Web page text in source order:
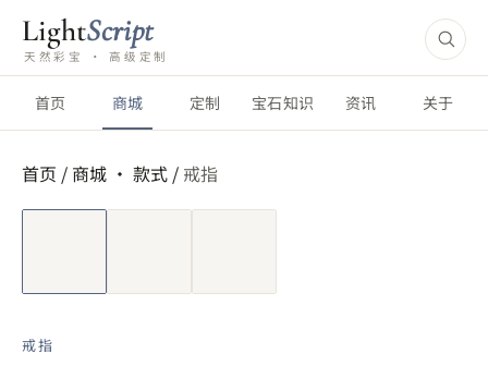
LightScript
天然彩宝 · 高级定制
首页 商城 定制 宝石知识 资讯 关于
首页 / 商城 · 款式 / 戒指
短视频
戒指